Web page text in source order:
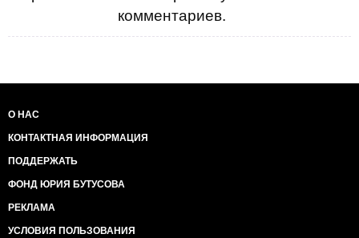
комментариев.
О НАС
КОНТАКТНАЯ ИНФОРМАЦИЯ
ПОДДЕРЖАТЬ
ФОНД ЮРИЯ БУТУСОВА
РЕКЛАМА
УСЛОВИЯ ПОЛЬЗОВАНИЯ